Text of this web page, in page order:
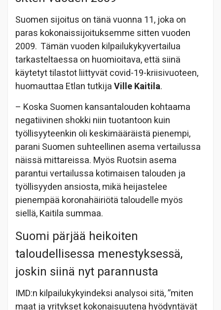
Suomen sijoitus on tänä vuonna 11, joka on
paras kokonaissijoituksemme sitten vuoden
2009. Tämän vuoden kilpailukykyvertailua
tarkasteltaessa on huomioitava, että siinä
käytetyt tilastot liittyvät covid-19-kriisivuoteen,
huomauttaa Etlan tutkijaVille Kaitila.
– Koska Suomen kansantalouden kohtaama
negatiivinen shokki niin tuotantoon kuin
työllisyyteenkin oli keskimääräistä pienempi,
parani Suomen suhteellinen asema vertailussa
näissä mittareissa. Myös Ruotsin asema
parantui vertailussa kotimaisen talouden ja
työllisyyden ansiosta, mikä heijastelee
pienempää koronahäiriötä taloudelle myös
siellä, Kaitila summaa.
Suomi pärjää heikoiten
taloudellisessa menestyksessä,
joskin siinä nyt parannusta
IMD:n kilpailukykyindeksi analysoi sitä, ”miten
maat ja yritykset kokonaisuutena hyödyntävät